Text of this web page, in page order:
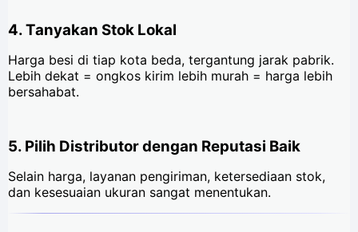
4. Tanyakan Stok Lokal
Harga besi di tiap kota beda, tergantung jarak pabrik.
Lebih dekat = ongkos kirim lebih murah = harga lebih
bersahabat.
5. Pilih Distributor dengan Reputasi Baik
Selain harga, layanan pengiriman, ketersediaan stok,
dan kesesuaian ukuran sangat menentukan.